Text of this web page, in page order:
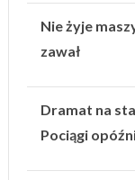
Nie żyje
zawał
Dramat na
Pociągi